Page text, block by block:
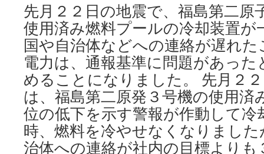
先月２２日の地震で、福島第二原
使用済み燃料プールの冷却装置が
国や自治体などへの連絡が遅れ
電力は、通報基準に問題があっ
めることになりました。 先月２
は、福島第二原発３号機の使用済
位の低下を示す警報が作動して冷
時、燃料を冷やせなくなりまし
治体への連絡が社内の目標より